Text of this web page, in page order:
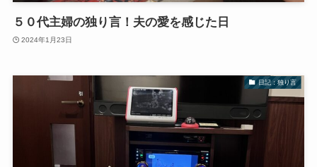
５０代主婦の独り言！夫の愛を感じた日
2024年1月23日
日記：独り言